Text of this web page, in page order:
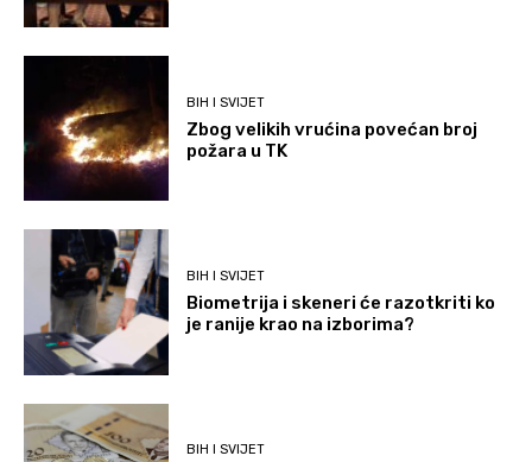
BIH I SVIJET
Zbog velikih vrućina povećan broj
požara u TK
BIH I SVIJET
Biometrija i skeneri će razotkriti ko
je ranije krao na izborima?
BIH I SVIJET